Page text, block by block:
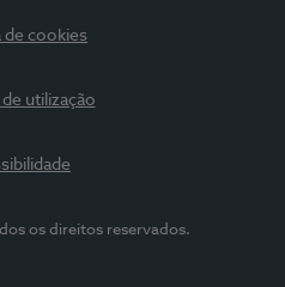
de cookies
de utilização
os direitos reservados.